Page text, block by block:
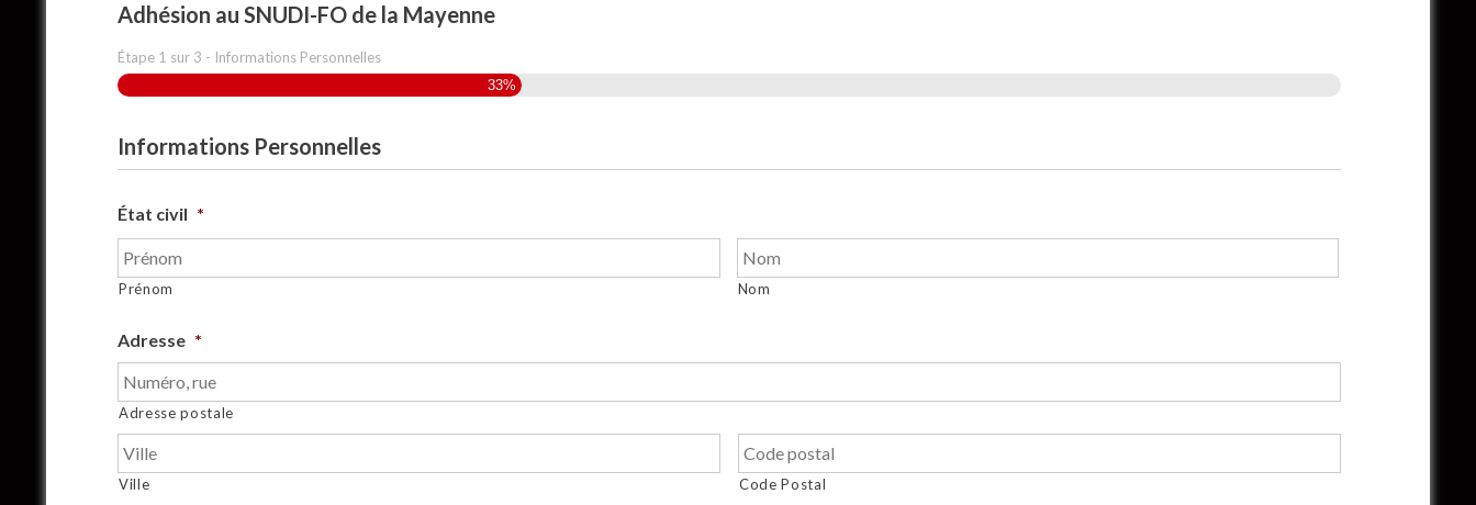
Adhésion au SNUDI-FO de la Mayenne
Étape 1 sur 3 - Informations Personnelles
33%
Informations Personnelles
État civil *
Prénom Nom
Adresse *
Adresse postale
Ville Code Postal